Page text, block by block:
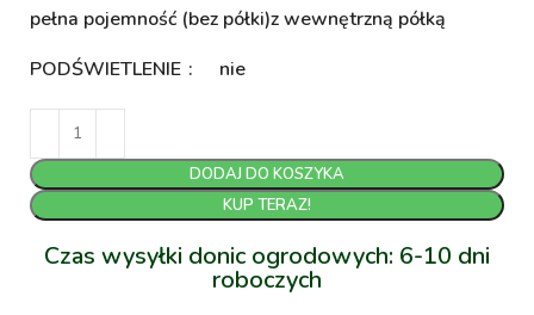
pełna pojemność (bez półki)z wewnętrzną półką
PODŚWIETLENIE
nie
DODAJ DO KOSZYKA
KUP TERAZ!
Czas wysyłki donic ogrodowych: 6-10 dni
roboczych